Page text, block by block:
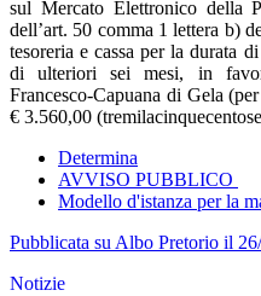
sul Mercato Elettronico della
dell’art. 50 comma 1 lettera b)
tesoreria e cassa per la durata
di ulteriori sei mesi, in
Francesco-Capuana di Gela
€ 3.560,00
Determina
AVVISO PUBBLICO
Modello d'istanza per la
Pubblicata su Albo Pretorio il
Notizie